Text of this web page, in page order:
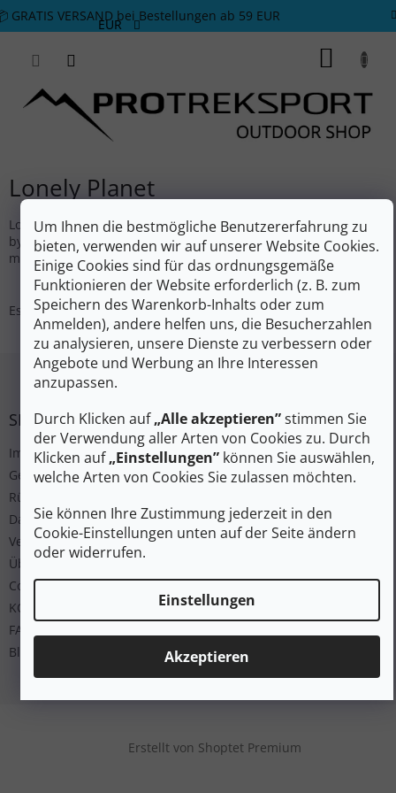
Um Ihnen die bestmögliche Benutzererfahrung zu
bieten, verwenden wir auf unserer Website Cookies.
Einige Cookies sind für das ordnungsgemäße
Funktionieren der Website erforderlich (z. B. zum
Speichern des Warenkorb-Inhalts oder zum
Anmelden), andere helfen uns, die Besucherzahlen
zu analysieren, unsere Dienste zu verbessern oder
Angebote und Werbung an Ihre Interessen
anzupassen.
Durch Klicken auf„Alle akzeptieren”stimmen Sie
der Verwendung aller Arten von Cookies zu. Durch
Klicken auf„Einstellungen” können Sie auswählen,
welche Arten von Cookies Sie zulassen möchten.
Sie können Ihre Zustimmung jederzeit in den
Cookie-Einstellungen unten auf der Seite ändern
oder widerrufen.
Einstellungen
Akzeptieren
Zum Inhalt springen
GRATIS VERSAND bei Bestellungen ab 59 EUR
EUR
Lonely Planet
Lonely Planet je vydavatelství cestovních průvodců. Společnost
byla založena v Austrálii v roce 1973 a vydala více než 150
milionů knih.
Es wurden keine Waren der Marke Lonely Planetgefunden....
Fußzeile
SERVICE
Impressum
Geschäftsbedingungen
Rücksendung
Datenschutz
Versand und Bezahlung
Über uns
Cookies
KONTAKT
FAQ
Blog
Erstellt von Shoptet Premium